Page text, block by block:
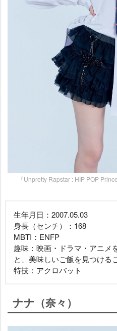
『Unpretty Rapstar : HIP POP
生年月日：2007.05.03
身長（センチ）：168
MBTI：ENFP
趣味：映画・ドラマ・アニメ
と、美味しいご飯を見つける
特技：アクロバット
ナナ（奈々）